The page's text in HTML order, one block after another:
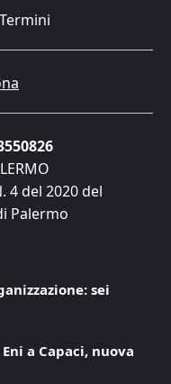
4 del 2020 del
Palermo
sei
a Capaci, nuova